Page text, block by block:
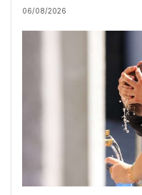
06/08/2026